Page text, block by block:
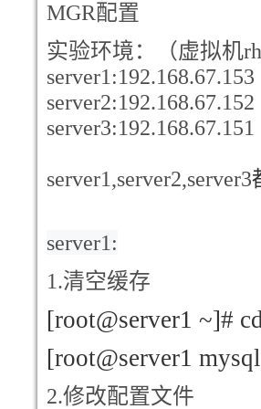
MGR配置
实验环境：（虚拟机
server1:192.168.67.153
server2:192.168.67.152
server3:192.168.67.151
server1,server2,server3
server1:
1.清空缓存
[root@server1 ~]#
[root@server1
2.修改配置文件